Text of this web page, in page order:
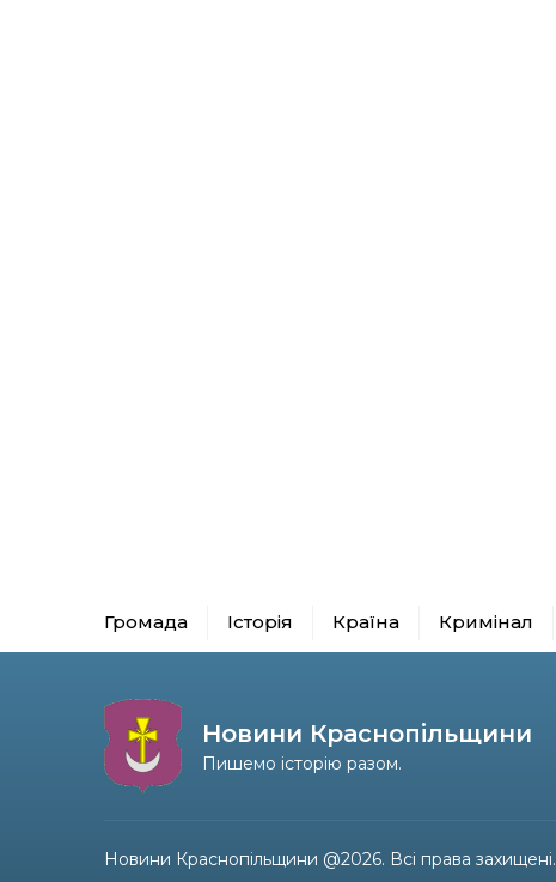
Громада Історія Країна Кримінал
Новини Краснопільщини
Пишемо історію разом.
Новини Краснопільщини @2026. Всі права захищені.